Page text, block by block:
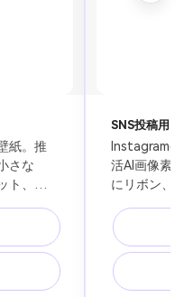
紙。推
さな
ト、ロ
、ロゴな
SNS投稿用
Instagram
活AI画像素
にリボン、
や推し誕投
図。